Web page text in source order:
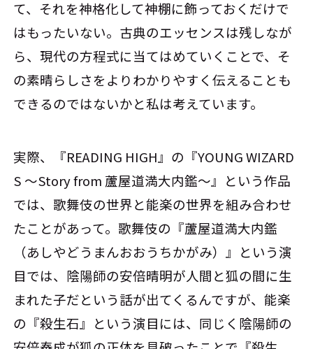
て、それを神格化して神棚に飾っておくだけで
はもったいない。古典のエッセンスは残しなが
ら、現代の方程式に当てはめていくことで、そ
の素晴らしさをよりわかりやすく伝えることも
できるのではないかと私は考えています。
実際、『READING HIGH』の『YOUNG WIZARD
S ～Story from 蘆屋道満大内鑑～』という作品
では、歌舞伎の世界と能楽の世界を組み合わせ
たことがあって。歌舞伎の『蘆屋道満大内鑑
（あしやどうまんおおうちかがみ）』という演
目では、陰陽師の安倍晴明が人間と狐の間に生
まれた子だという話が出てくるんですが、能楽
の『殺生石』という演目には、同じく陰陽師の